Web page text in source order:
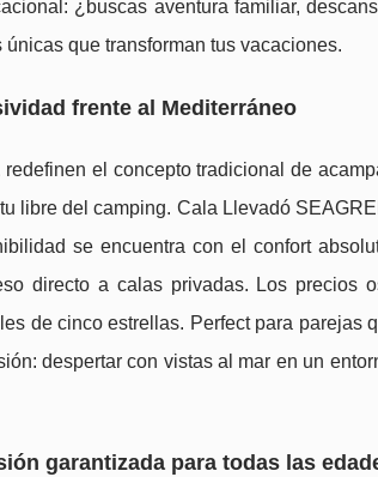
¿buscas aventura familiar,
que transforman tus vacaciones.
frente al Mediterráneo
redefinen el concepto tradicional de
libre del camping. Cala Llevadó
se encuentra con el confort
directo a calas privadas. Los precios
de cinco estrellas. Perfect para parejas
despertar con vistas al mar en un
garantizada para todas las